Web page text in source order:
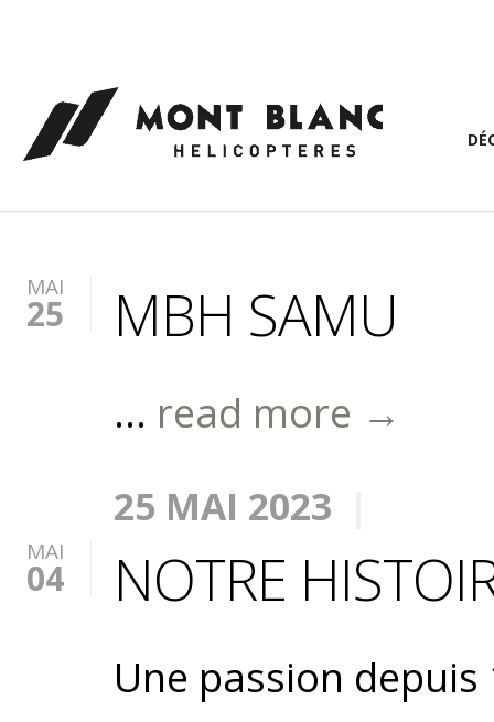
MAI
25 MBH SAMU
... read more →
25 MAI 2023
MAI
04 NOTRE
Une passion